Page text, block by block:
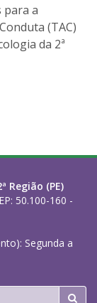
para a
(TAC)
da 2ª
Região (PE)
50.100-160 -
Segunda a